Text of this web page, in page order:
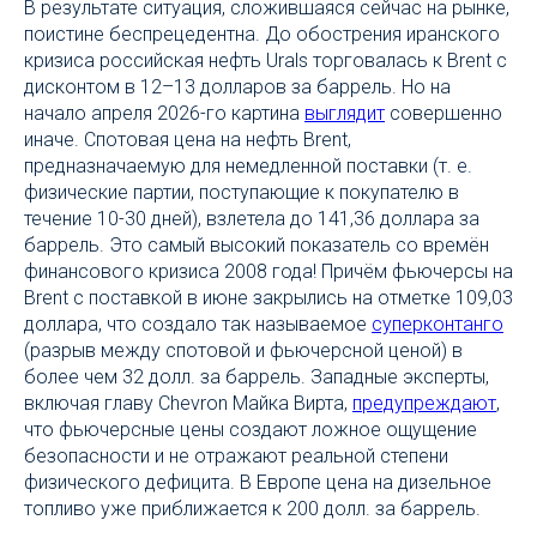
В результате ситуация, сложившаяся сейчас на рынке,
поистине беспрецедентна. До обострения иранского
кризиса российская нефть Urals торговалась к Brent с
дисконтом в 12–13 долларов за баррель. Но на
начало апреля 2026-го картина выглядит совершенно
иначе. Спотовая цена на нефть Brent,
предназначаемую для немедленной поставки (т. е.
физические партии, поступающие к покупателю в
течение 10-30 дней), взлетела до 141,36 доллара за
баррель. Это самый высокий показатель со времён
финансового кризиса 2008 года! Причём фьючерсы на
Brent с поставкой в июне закрылись на отметке 109,03
доллара, что создало так называемое суперконтанго
(разрыв между спотовой и фьючерсной ценой) в
более чем 32 долл. за баррель. Западные эксперты,
включая главу Chevron Майка Вирта, предупреждают,
что фьючерсные цены создают ложное ощущение
безопасности и не отражают реальной степени
физического дефицита. В Европе цена на дизельное
топливо уже приближается к 200 долл. за баррель.